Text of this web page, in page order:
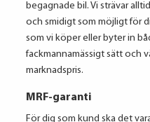
begagnade bil. Vi strävar
och smidigt som möjligt för
som vi köper eller byter in
fackmannamässigt sätt och
marknadspris.
MRF-garanti
För dig som kund ska det